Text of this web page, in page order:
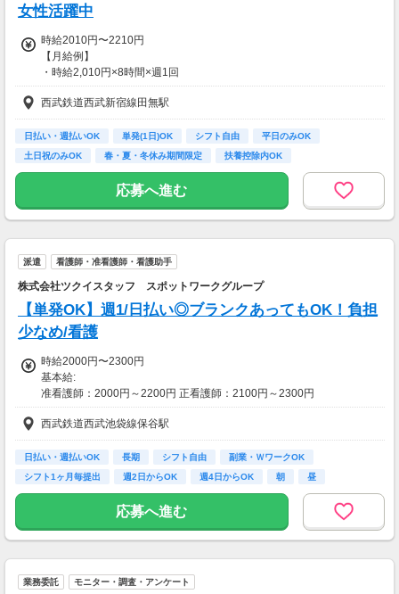
◆ コスメのお試しモニター
ュー！
美容好きにぴったりの、楽しみながらできるお
仕事です。
・案件数 ：10～20件
・所要時間：10～20分
・謝礼金 ：500PT（1P＝1円）＋商品提供あ
り
◆ 生活に役立つサービスの調査
保険相談・クレカ発行など、サービス体験後に
アンケートに回答するだけ！
・案件数 ：10～20件
・所要時間：1～2時間
★今だけ！お得なキャンペーン実施中★
mazonギフトカード2,000円分をプレゼント！
女性活躍中
時給2010円〜2210円
【月給例】
・時給2,010円×8時間×週1回
…月額64,320円
※月4週で計算した場合
■日払い・週払いあり
■残業代支給別途
西武鉄道西武新宿線田無駅
日払い・週払いOK 単発(1日)OK シフト自由
平日のみOK
土日祝のみOK
春・夏・冬休み期間限定
扶養控除内OK
副業・ＷワークOK
週1日からOK
応募へ進む
派遣 看護師・准看護師・看護助手
株式会社ツクイスタッフ スポットワークグループ
【単発OK】週1/日払い◎ブランクあってもOK！負担
少なめ/看護
時給2000円〜2300円
基本給:
准看護師：2000円～2200円 正看護師：2100円～2300円
給与詳細:
◎その他手当
・土日祝日 時給＋100円
・一人親手当 10,000円
締日・支払日（支払い方法）:
月末締め・翌月15日支払い
【交通費】
西武鉄道西武池袋線保谷駅
日払い・週払いOK 長期 シフト自由
副業・ＷワークOK
シフト1ヶ月毎提出
週2日からOK 週4日からOK 朝 昼
応募へ進む
業務委託 モニター・調査・アンケート